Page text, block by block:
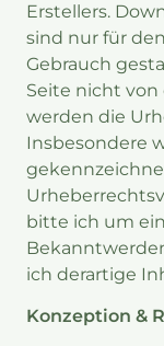
Erstellers.
sind nur für
Gebrauch
Seite nicht
werden die
Insbesondere
bitte ich um
ich derartige
Konzeption &